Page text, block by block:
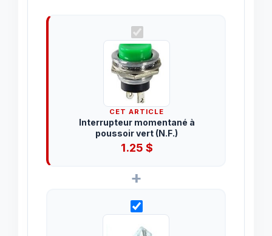
CET ARTICLE
Interrupteur momentané à
poussoir vert (N.F.)
1.25 $
+